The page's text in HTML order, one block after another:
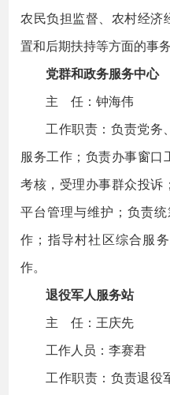
农民负担监督、农村经济
置和后期扶持等方面的事务
党群和政务服务中心
主 任：钟海伟
工作职责：负责党务
服务工作；负责办事窗
考核，受理办事群众投诉
平台管理与维护；负责
作；指导村社区综合服
作。
退役军人服务站
主 任：王庆先
工作人员：李赛君
工作职责：负责退役